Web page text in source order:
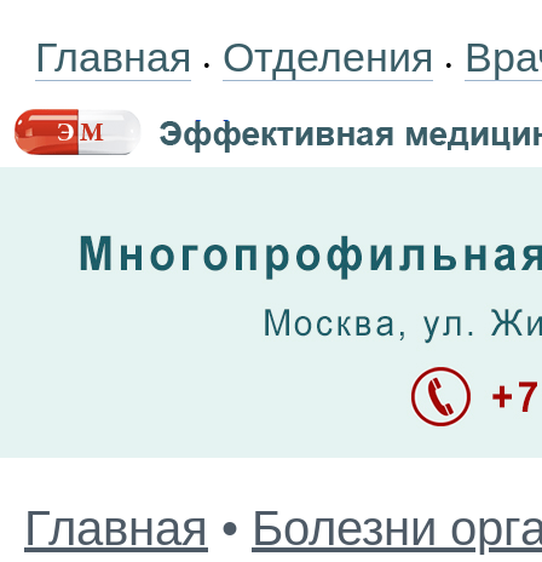
Главная • Отделения •
Главная • Болезни